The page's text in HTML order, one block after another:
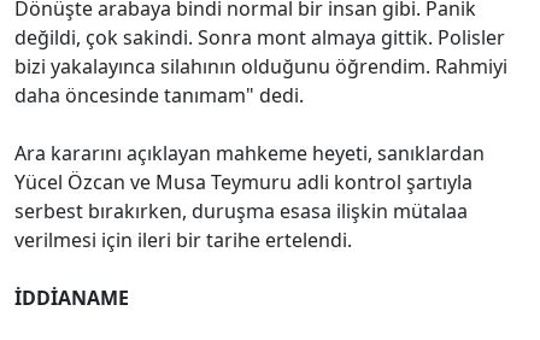
Dönüşte arabaya bindi normal bir insan gibi. Panik
değildi, çok sakindi. Sonra mont almaya gittik. Polisler
bizi yakalayınca silahının olduğunu öğrendim. Rahmiyi
daha öncesinde tanımam" dedi.
Ara kararını açıklayan mahkeme heyeti, sanıklardan
Yücel Özcan ve Musa Teymuru adli kontrol şartıyla
serbest bırakırken, duruşma esasa ilişkin mütalaa
verilmesi için ileri bir tarihe ertelendi.
İDDİANAME